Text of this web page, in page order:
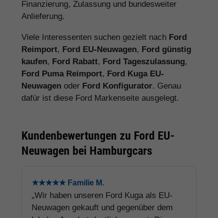
Finanzierung, Zulassung und bundesweiter
Anlieferung.
Viele Interessenten suchen gezielt nach Ford
Reimport, Ford EU-Neuwagen, Ford günstig
kaufen, Ford Rabatt, Ford Tageszulassung,
Ford Puma Reimport, Ford Kuga EU-
Neuwagen oder Ford Konfigurator. Genau
dafür ist diese Ford Markenseite ausgelegt.
Kundenbewertungen zu Ford EU-
Neuwagen bei Hamburgcars
★★★★★ Familie M.
„Wir haben unseren Ford Kuga als EU-
Neuwagen gekauft und gegenüber dem